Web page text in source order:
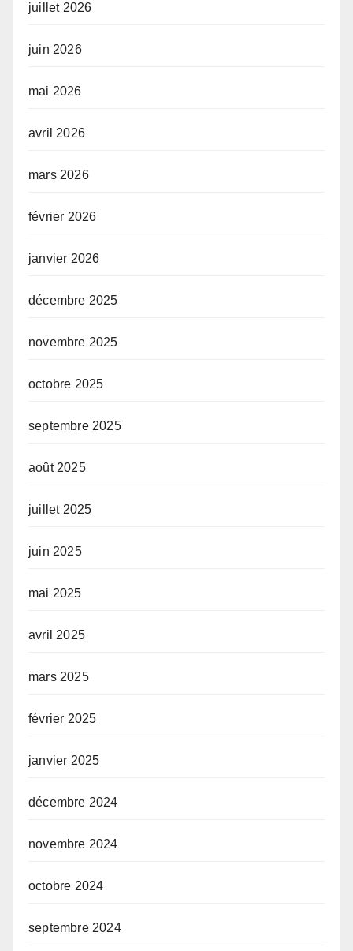
juillet 2026
juin 2026
mai 2026
avril 2026
mars 2026
février 2026
janvier 2026
décembre 2025
novembre 2025
octobre 2025
septembre 2025
août 2025
juillet 2025
juin 2025
mai 2025
avril 2025
mars 2025
février 2025
janvier 2025
décembre 2024
novembre 2024
octobre 2024
septembre 2024